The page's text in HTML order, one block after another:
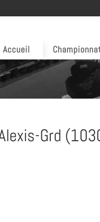
Accueil
Grd